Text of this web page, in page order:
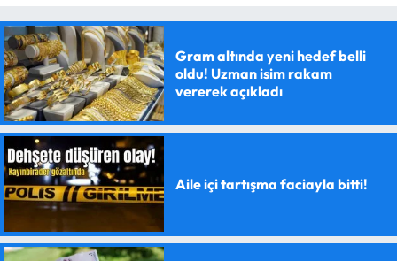
Gram altında yeni hedef belli
oldu! Uzman isim rakam
vererek açıkladı
Aile içi tartışma faciayla bitti!